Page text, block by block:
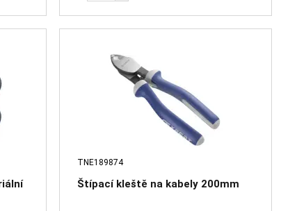
TNE189874
Štípací kleště na kabely 200mm